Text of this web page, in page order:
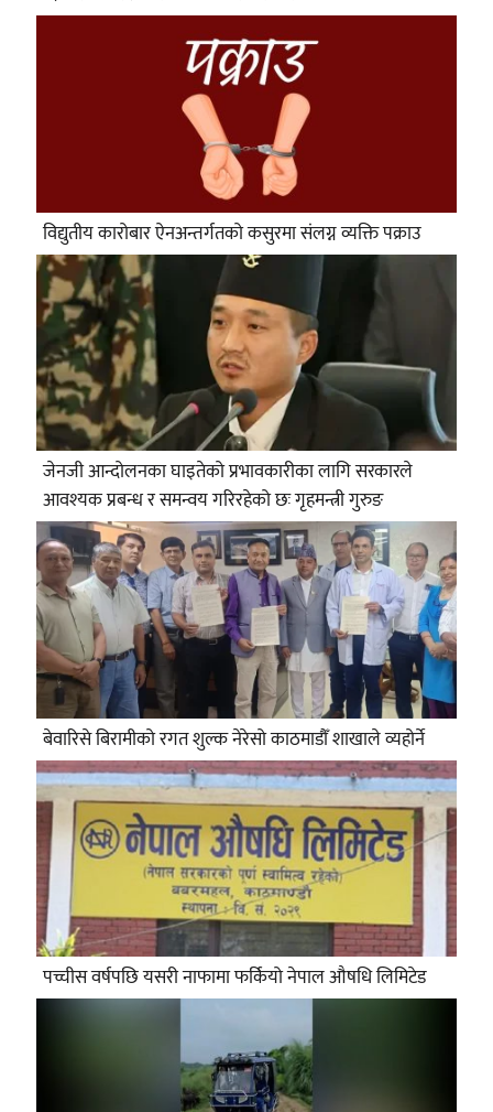
विद्युतीय कारोबार ऐनअन्तर्गतको कसुरमा संलग्न व्यक्ति पक्राउ
जेनजी आन्दोलनका घाइतेको प्रभावकारीका लागि सरकारले
आवश्यक प्रबन्ध र समन्वय गरिरहेको छः गृहमन्त्री गुरुङ
बेवारिसे बिरामीको रगत शुल्क नेरेसो काठमाडौँ शाखाले व्यहोर्ने
पच्चीस वर्षपछि यसरी नाफामा फर्कियो नेपाल औषधि लिमिटेड